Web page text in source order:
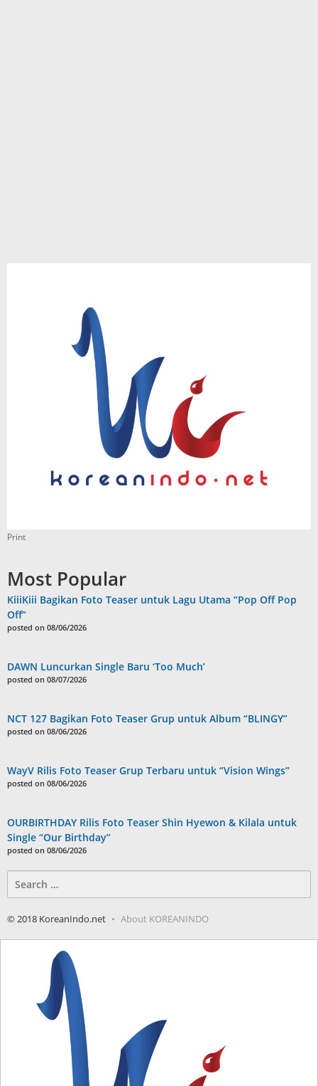
Print
Most Popular
KiiiKiii Bagikan Foto Teaser untuk Lagu Utama “Pop Off Pop
Off”
posted on 08/06/2026
DAWN Luncurkan Single Baru ‘Too Much’
posted on 08/07/2026
NCT 127 Bagikan Foto Teaser Grup untuk Album “BLINGY”
posted on 08/06/2026
WayV Rilis Foto Teaser Grup Terbaru untuk “Vision Wings”
posted on 08/06/2026
OURBIRTHDAY Rilis Foto Teaser Shin Hyewon & Kilala untuk
Single “Our Birthday”
posted on 08/06/2026
for:
© 2018 KoreanIndo.net About KOREANINDO